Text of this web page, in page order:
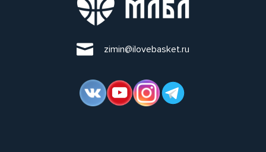
zimin@ilovebasket.ru